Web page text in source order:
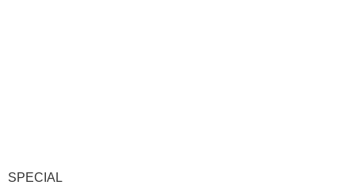
SPECIAL